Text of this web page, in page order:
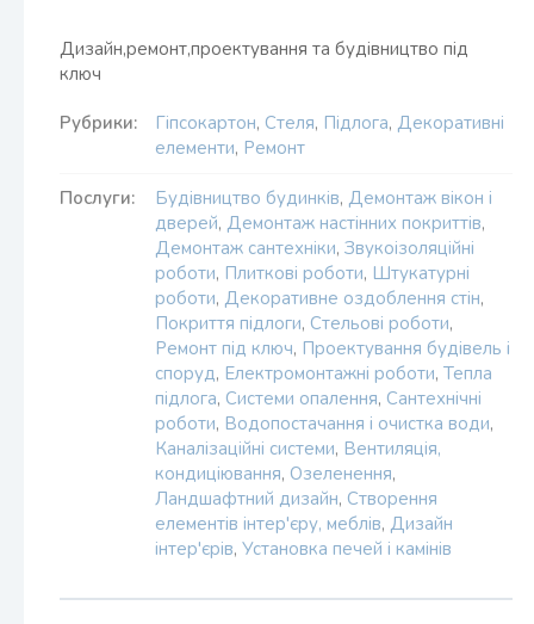
Дизайн,ремонт,проектування та будівництво під
ключ
Рубрики: Гіпсокартон, Стеля, Підлога, Декоративні
елементи, Ремонт
Послуги: Будівництво будинків, Демонтаж вікон і
дверей, Демонтаж настінних покриттів,
Демонтаж сантехніки, Звукоізоляційні
роботи, Плиткові роботи, Штукатурні
роботи, Декоративне оздоблення стін,
Покриття підлоги, Стельові роботи,
Ремонт під ключ, Проектування будівель і
споруд, Електромонтажні роботи, Тепла
підлога, Системи опалення, Сантехнічні
роботи, Водопостачання і очистка води,
Каналізаційні системи, Вентиляція,
кондиціювання, Озеленення,
Ландшафтний дизайн, Створення
елементів інтер'єру, меблів, Дизайн
інтер'єрів, Установка печей і камінів